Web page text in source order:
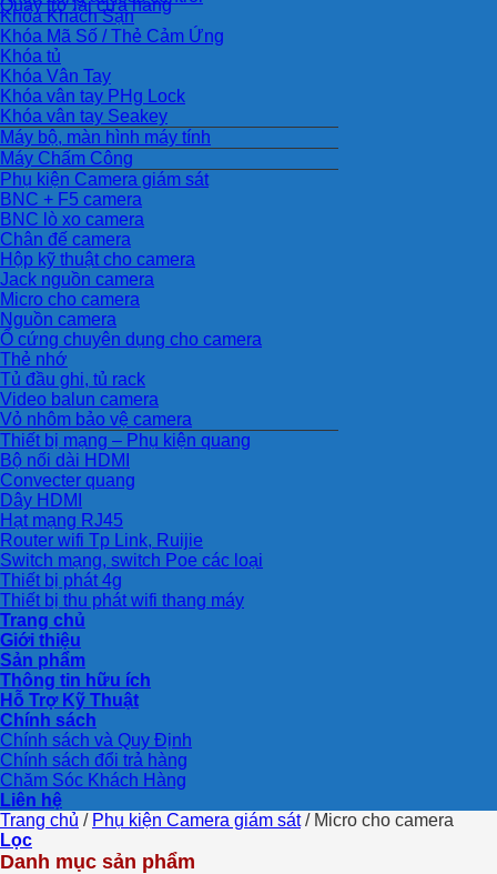
Quay trở lại cửa hàng
Khóa Khách Sạn
Khóa Mã Số / Thẻ Cảm Ứng
Khóa tủ
Khóa Vân Tay
Khóa vân tay PHg Lock
Khóa vân tay Seakey
Máy bộ, màn hình máy tính
Máy Chấm Công
Phụ kiện Camera giám sát
BNC + F5 camera
BNC lò xo camera
Chân đế camera
Hộp kỹ thuật cho camera
Jack nguồn camera
Micro cho camera
Nguồn camera
Ổ cứng chuyên dụng cho camera
Thẻ nhớ
Tủ đầu ghi, tủ rack
Video balun camera
Vỏ nhôm bảo vệ camera
Thiết bị mạng – Phụ kiện quang
Bộ nối dài HDMI
Convecter quang
Dây HDMI
Hạt mạng RJ45
Router wifi Tp Link, Ruijie
Switch mạng, switch Poe các loại
Thiết bị phát 4g
Thiết bị thu phát wifi thang máy
Trang chủ
Giới thiệu
Sản phẩm
Thông tin hữu ích
Hỗ Trợ Kỹ Thuật
Chính sách
Chính sách và Quy Định
Chính sách đổi trả hàng
Chăm Sóc Khách Hàng
Liên hệ
Trang chủ / Phụ kiện Camera giám sát /Micro cho camera
Lọc
Danh mục sản phẩm